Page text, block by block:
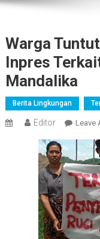
Warga
Inpres
Mandalika
Berita Lingkungan
Editor Leave